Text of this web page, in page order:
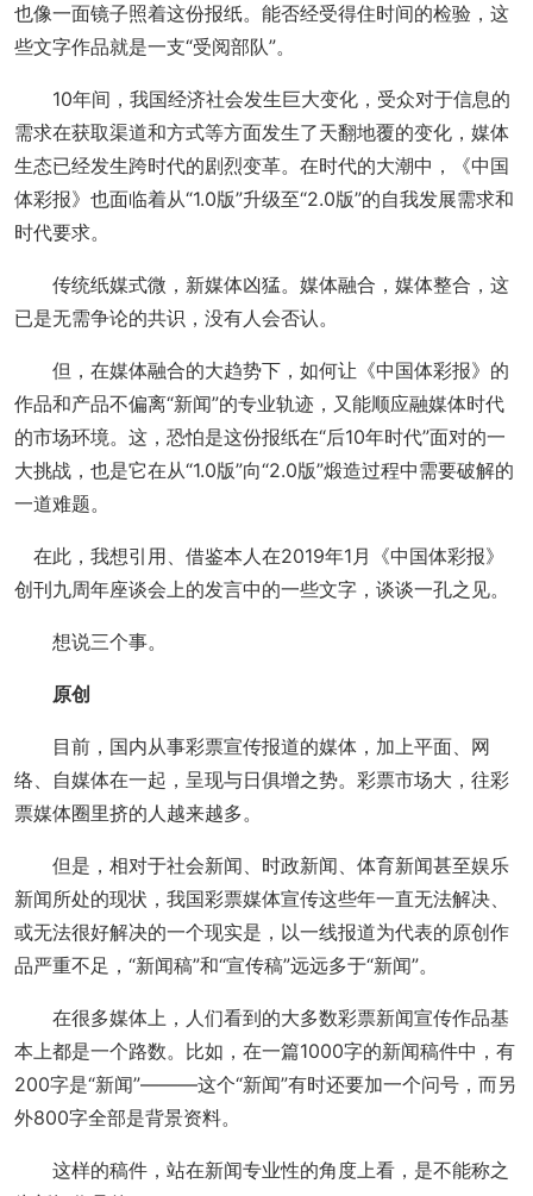
也像一面镜子照着这份报纸。能否经受得住时间的检验，这
些文字作品就是一支“受阅部队”。
10年间，我国经济社会发生巨大变化，受众对于信息的
需求在获取渠道和方式等方面发生了天翻地覆的变化，媒体
生态已经发生跨时代的剧烈变革。在时代的大潮中，《中国
体彩报》也面临着从“1.0版”升级至“2.0版”的自我发展需求和
时代要求。
传统纸媒式微，新媒体凶猛。媒体融合，媒体整合，这
已是无需争论的共识，没有人会否认。
但，在媒体融合的大趋势下，如何让《中国体彩报》的
作品和产品不偏离“新闻”的专业轨迹，又能顺应融媒体时代
的市场环境。这，恐怕是这份报纸在“后10年时代”面对的一
大挑战，也是它在从“1.0版”向“2.0版”煅造过程中需要破解的
一道难题。
在此，我想引用、借鉴本人在2019年1月《中国体彩报》
创刊九周年座谈会上的发言中的一些文字，谈谈一孔之见。
想说三个事。
原创
目前，国内从事彩票宣传报道的媒体，加上平面、网
络、自媒体在一起，呈现与日俱增之势。彩票市场大，往彩
票媒体圈里挤的人越来越多。
但是，相对于社会新闻、时政新闻、体育新闻甚至娱乐
新闻所处的现状，我国彩票媒体宣传这些年一直无法解决、
或无法很好解决的一个现实是，以一线报道为代表的原创作
品严重不足，“新闻稿”和“宣传稿”远远多于“新闻”。
在很多媒体上，人们看到的大多数彩票新闻宣传作品基
本上都是一个路数。比如，在一篇1000字的新闻稿件中，有
200字是“新闻”———这个“新闻”有时还要加一个问号，而另
外800字全部是背景资料。
这样的稿件，站在新闻专业性的角度上看，是不能称之